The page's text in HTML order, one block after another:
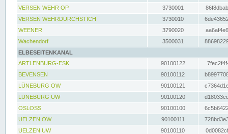
VERSEN WEHR OP
3730001
VERSEN WEHRDURCHSTICH
3730010
WEENER
3790020
Wachendorf
3500031
ELBESEITENKANAL
ARTLENBURG-ESK
90100122
BEVENSEN
90100112
LÜNEBURG OW
90100121
LÜNEBURG UW
90100120
OSLOSS
90100100
UELZEN OW
90100111
UELZEN UW
90100110